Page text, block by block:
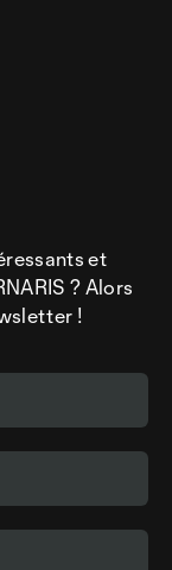
et
? Alors
!